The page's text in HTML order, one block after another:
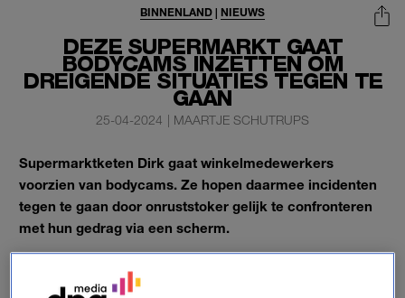
DEZE SUPERMARKT GAAT
BODYCAMS INZETTEN OM
DREIGENDE SITUATIES TEGEN TE
GAAN
BINNENLAND | NIEUWS
25-04-2024 | MAARTJE SCHUTRUPS
Supermarktketen Dirk gaat winkelmedewerkers
voorzien van bodycams. Ze hopen daarmee incidenten
tegen te gaan door onruststoker gelijk te confronteren
met hun gedrag via een scherm.
Dirk-directeur Marcel Huizing